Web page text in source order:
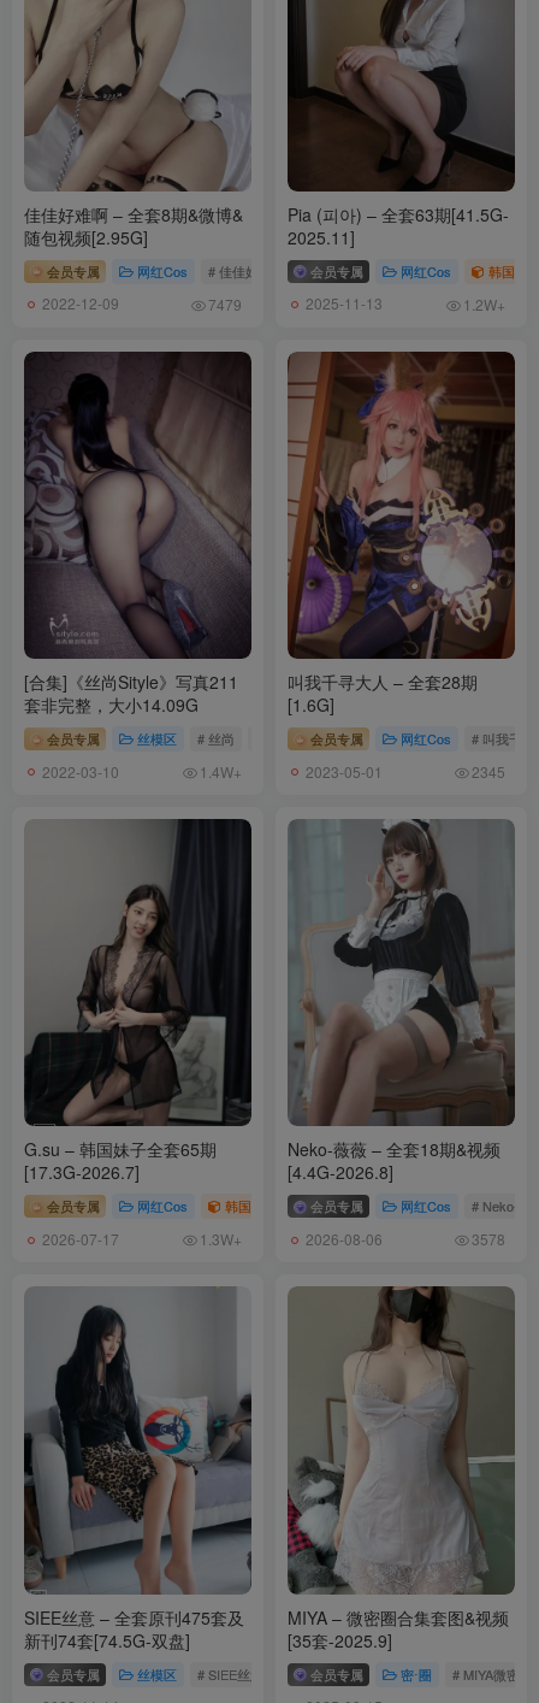
[7.7]
[ISHOW爱秀]2025.06.21 NO.451 田蜜Mia[30+1P／266MB]
[ISHOW爱秀]2025.06.14 NO.450 欧娜娜Aurora[30+1P／243MB]
[7.5]
[ISHOW爱秀]2025.06.07 NO.449 薛婧雯Jill[30+1P／306MB]
[5.10]
[ISHOW爱秀]2025.03.29 NO.445 南茜[30+1P／316MB]
[ISHOW爱秀]2025.03.15 NO.444 甜甜SweeTT[30+1P／239MB]
[5.6]
[ISHOW爱秀]2025.02.28 NO.443 馨雅Adela[30+1P／339MB]
[ISHOW爱秀]2025.02.12 NO.442 薛婧雯Jill[32+1P／333MB]
[2025.1.7]
[ISHOW爱秀]2025.01.04 NO.439 娜塔莉亚Natalia[30+1P／309MB]
[12.16]
[ISHOW]爱秀 2024.11.23 No.436 张小米 [30P313MB]
[ISHOW]爱秀 2024.11.09 No.435 薛婧雯Jill [30P348MB]
[9.19]
[ISHOW]爱秀 2024.09.14 No.432 妍妍Yan [30P258MB]
[9.11]
[ISHOW]爱秀 2024.09.07 No.431 馨雅Adela [30P227MB]
[ISHOW]爱秀 2024.08.24 No.429 子沫Moira [30P280MB]
[ISHOW]爱秀 2024.08.10 No.428 新新Xin [30P268MB]
[7.31]
[ISHOW]爱秀 2024.07.27 No.426 蔡白白 [30P206MB]
[7.17]
[ISHOW爱秀]2024.07.13 NO.424 薛婧雯Jill[30+1P／216MB]
[7.7]
佳佳好难啊 – 全套8期&微博&
随包视频[2.95G]
会员专属 网红Cos # 佳佳好难啊
2022-12-09 7479
Pia (피아) – 全套63期[41.5G-
2025.11]
会员专属 网红Cos 韩国（
2025-11-13 1.2W+
[合集]《丝尚Sityle》写真211
套非完整，大小14.09G
会员专属 丝模区 # 丝尚 # 丝尚Sityle
2022-03-10 1.4W+
叫我千寻大人 – 全套28期
[1.6G]
会员专属 网红Cos # 叫我千寻
2023-05-01 2345
G.su – 韩国妹子全套65期
[17.3G-2026.7]
会员专属 网红Cos 韩国（korea） # G.su
2026-07-17 1.3W+
Neko-薇薇 – 全套18期&视频
[4.4G-2026.8]
会员专属 网红Cos # Neko-薇
2026-08-06 3578
SIEE丝意 – 全套原刊475套及
新刊74套[74.5G-双盘]
会员专属 丝模区 # SIEE丝意
MIYA – 微密圈合集套图&视频
[35套-2025.9]
会员专属 密⋅圈 # MIYA微密圈